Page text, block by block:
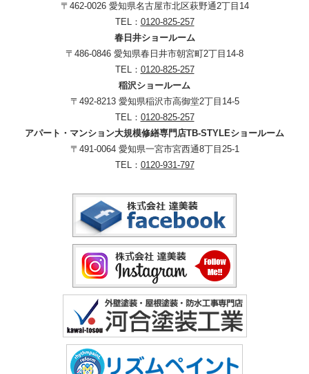
〒462-0026 愛知県名古屋市北区萩野通2丁目14
TEL： 0120-825-257
春日井ショールーム
〒486-0846 愛知県春日井市朝宮町2丁目14-8
TEL： 0120-825-257
稲沢ショールーム
〒492-8213 愛知県稲沢市高御堂2丁目14-5
TEL： 0120-825-257
アパート・マンション大規模修繕専門店TB-STYLEショールーム
〒491-0064 愛知県一宮市宮西通8丁目25-1
TEL： 0120-931-797